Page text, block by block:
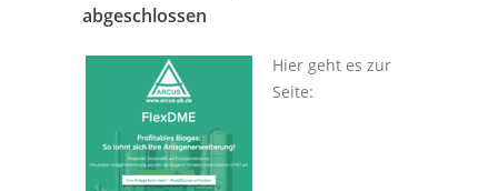
abgeschlossen
Hier geht es zur
Seite: